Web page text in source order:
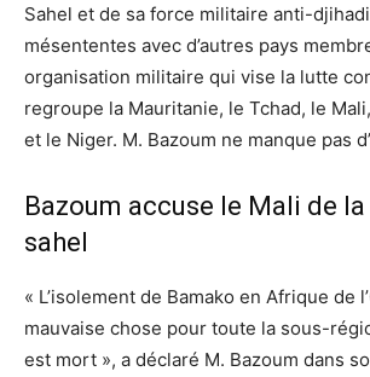
Sahel et de sa force militaire anti-
mésententes avec d’autres pays
organisation militaire qui vise la lutte
regroupe la Mauritanie, le Tchad, le
et le Niger. M. Bazoum ne manque pas
Bazoum accuse le Mali de
sahel
« L’isolement de Bamako en Afrique de
mauvaise chose pour toute la sous-
est mort », a déclaré M. Bazoum dans